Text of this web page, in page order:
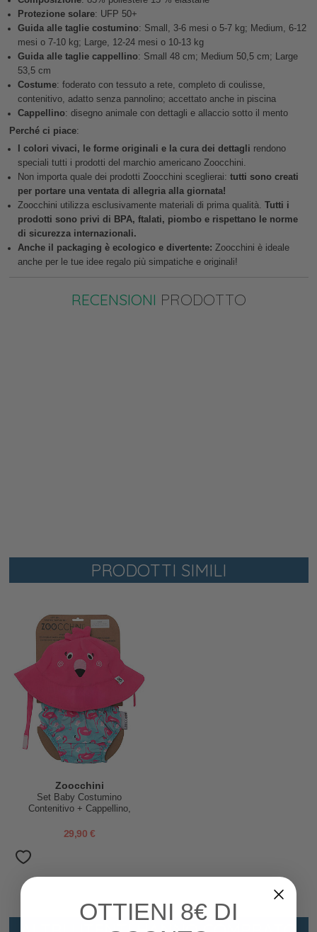
Protezione solare: UFP 50+
Guida alle taglie costumino: Small, 3-6 mesi o 5-7 kg; Medium, 6-12
mesi o 7-10 kg; Large, 12-24 mesi o 10-13 kg
Guida alle taglie cappellino: Small 48 cm; Medium 50,5 cm; Large
53,5 cm
Costume: foderato con tessuto a rete, completo di coulisse,
contenitivo, adatto senza pannolino; accettato anche in piscina
Cappellino: disegno animale con dettagli e allaccio sotto il mento
Perché ci piace:
I colori vivaci, le forme originali e la cura dei dettagli rendono
speciali tutti i prodotti del marchio americano Zoocchini.
Non importa quale dei prodotti Zoocchini sceglierai: tutti sono creati
per portare una ventata di allegria alla giornata!
Zoocchini utilizza esclusivamente materiali di prima qualità. Tutti i
prodotti sono privi di BPA, ftalati, piombo e rispettano le norme
di sicurezza internazionali.
Anche il packaging è ecologico e divertente: Zoocchini è ideale
anche per le tue idee regalo più simpatiche e originali!
RECENSIONI PRODOTTO
PRODOTTI SIMILI
Zoocchini
Set Baby Costumino
Contenitivo + Cappellino,
29,90 €
OTTIENI 8€ DI